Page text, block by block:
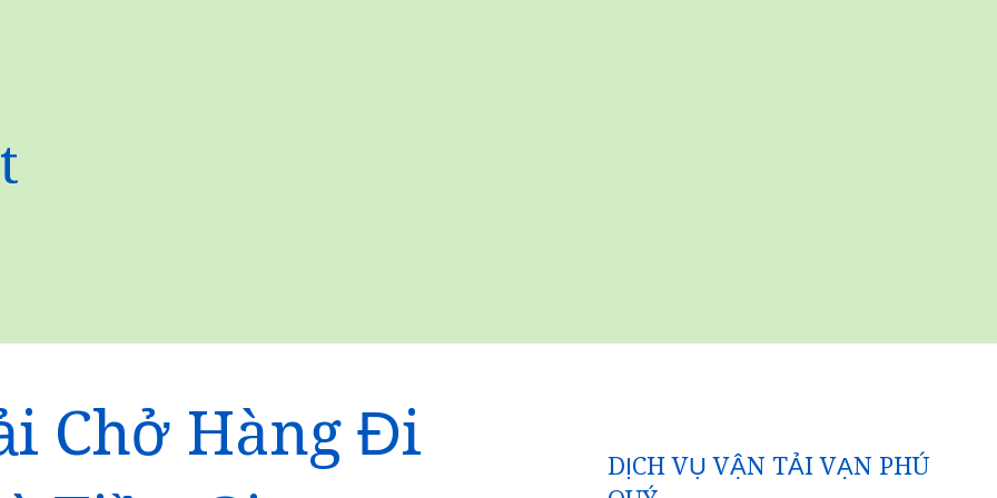
Chở Hàng Đi
DỊCH VỤ VẬN TẢI VẠN PHÚ